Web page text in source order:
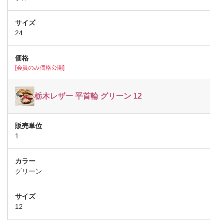
24
[会員のみ価格公開]
栃木レザー 平首輪 グリーン 12
1
グリーン
12